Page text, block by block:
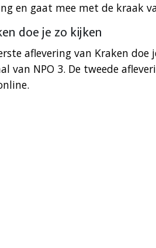
en gaat mee met de kraak
doe je zo kijken
aflevering van Kraken
van NPO 3. De tweede